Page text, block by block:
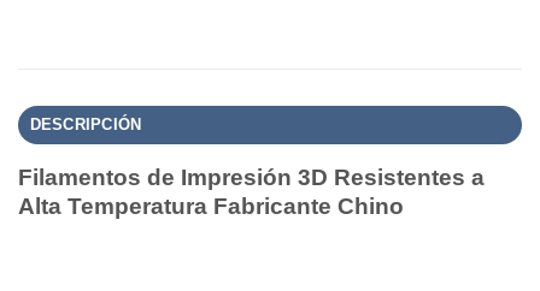
DESCRIPCIÓN
Filamentos de Impresión 3D Resistentes a
Alta Temperatura Fabricante Chino